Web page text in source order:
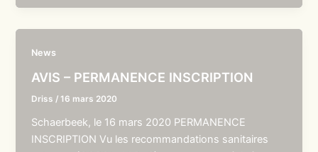
News
AVIS – PERMANENCE INSCRIPTION
Driss /16 mars 2020
Schaerbeek, le 16 mars 2020 PERMANENCE
INSCRIPTION Vu les recommandations sanitaires